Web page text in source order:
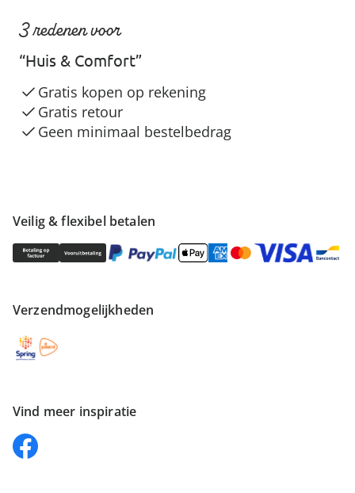
Veilig & flexibel betalen
Verzendmogelijkheden
Vind meer inspiratie
3 redenen voor
“Huis & Comfort”
Gratis kopen op rekening
Gratis retour
Geen minimaal bestelbedrag